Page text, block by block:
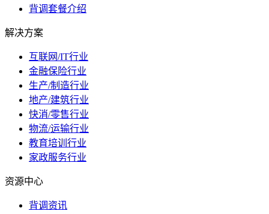
背调套餐介绍
解决方案
互联网/IT行业
金融保险行业
生产/制造行业
地产/建筑行业
快消/零售行业
物流/运输行业
教育培训行业
家政服务行业
资源中心
背调资讯